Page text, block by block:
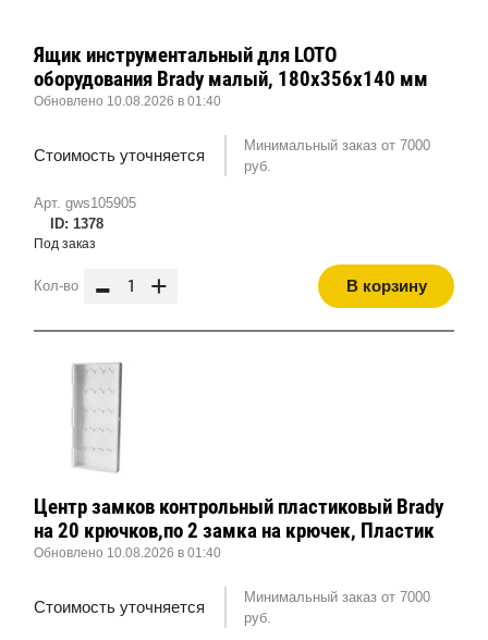
Арт. gws105905
ID: 1378
Ящик инструментальный для LOTO
оборудования Brady малый, 180x356x140 мм
Обновлено 10.08.2026 в 01:40
Стоимость уточняется
Минимальный заказ от 7000
руб.
Под заказ
Кол-во - + В корзину
Центр замков контрольный пластиковый Brady
на 20 крючков,по 2 замка на крючек, Пластик
Обновлено 10.08.2026 в 01:40
Стоимость уточняется
Минимальный заказ от 7000
руб.